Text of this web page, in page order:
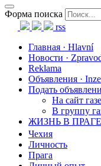
Форма поиска
rss
Главная · Hlavní
Новости ·
Reklama
Объявления ·
Подать
На сайт
В группу
ЖИЗНЬ В ПРАГЕ
Чехия
Личность
Прага